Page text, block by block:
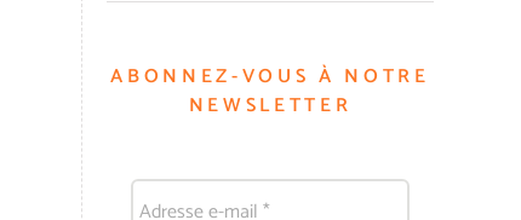
ABONNEZ-VOUS À NOTRE
NEWSLETTER